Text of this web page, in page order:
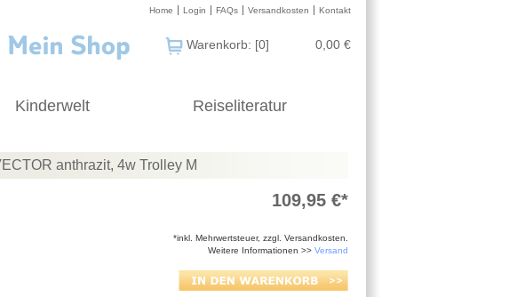
Kontakt
Versandkosten
FAQs
Login
Home
Warenkorb: [0] 0,00 €
Kinderwelt Reiseliteratur
anthrazit, 4w Trolley M
109,95 €*
*inkl. Mehrwertsteuer, zzgl. Versandkosten.
Weitere Informationen >> Versand